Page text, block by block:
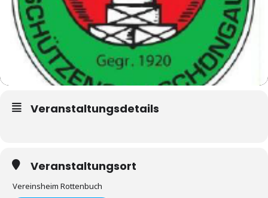
Veranstaltungsdetails
Veranstaltungsort
Vereinsheim Rottenbuch